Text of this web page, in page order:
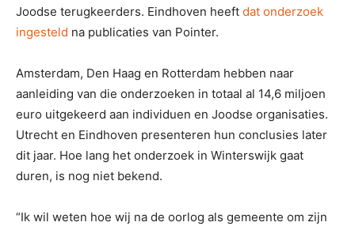
Joodse terugkeerders. Eindhoven heeft dat onderzoek
ingesteld na publicaties van Pointer.
Amsterdam, Den Haag en Rotterdam hebben naar
aanleiding van die onderzoeken in totaal al 14,6 miljoen
euro uitgekeerd aan individuen en Joodse organisaties.
Utrecht en Eindhoven presenteren hun conclusies later
dit jaar. Hoe lang het onderzoek in Winterswijk gaat
duren, is nog niet bekend.
“Ik wil weten hoe wij na de oorlog als gemeente om zijn